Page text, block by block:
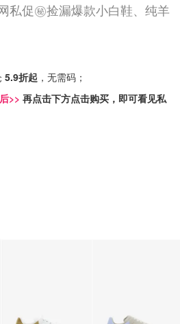
私促㊙️捡漏爆款小白鞋、纯羊
5.9折起 ，无需码；
>> 再点击下方点击购买，即可看见私